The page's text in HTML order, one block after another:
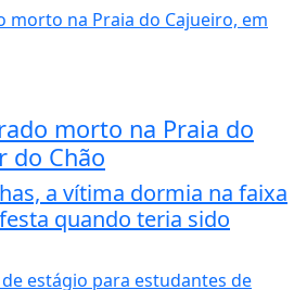
morto na Praia do
do Chão
a vítima dormia na faixa
quando teria sido